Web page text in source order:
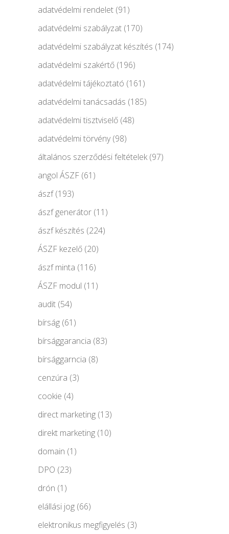
adatvédelmi rendelet (91)
adatvédelmi szabályzat (170)
adatvédelmi szabályzat készítés (174)
adatvédelmi szakértő (196)
adatvédelmi tájékoztató (161)
adatvédelmi tanácsadás (185)
adatvédelmi tisztviselő (48)
adatvédelmi törvény(98)
általános szerződési feltételek(97)
angol ÁSZF (61)
ászf(193)
ászf generátor (11)
ászf készítés (224)
ÁSZF kezelő (20)
ászf minta (116)
ÁSZF modul (11)
audit (54)
bírság (61)
bírsággarancia (83)
bírsággarncia (8)
cenzúra (3)
cookie (4)
direct marketing (13)
direkt marketing (10)
domain (1)
DPO (23)
drón (1)
elállási jog (66)
elektronikus megfigyelés (3)